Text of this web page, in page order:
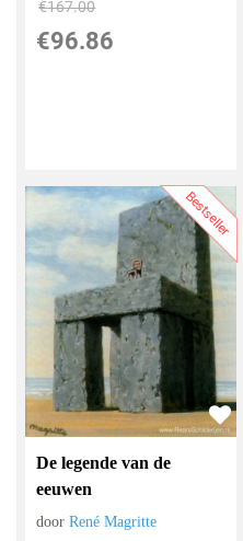
€167.00
€96.86
Bestseller
De legende van de
eeuwen
doorRené Magritte